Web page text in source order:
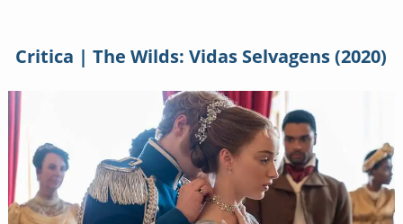
Critica | The Wilds: Vidas Selvagens (2020)